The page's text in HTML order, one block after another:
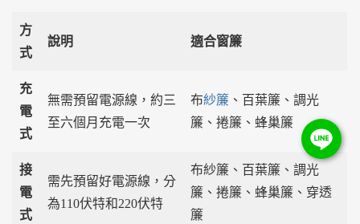
方
式
說明 適合窗簾
充
電
式
無需預留電源線，約三
至六個月充電一次
布紗簾 、百葉簾、調光
簾、捲簾、蜂巢簾
接
電
式
需先預留好電源線，分
為110伏特和220伏特
布紗簾、百葉簾、調光
簾、捲簾、蜂巢簾、穿透
簾